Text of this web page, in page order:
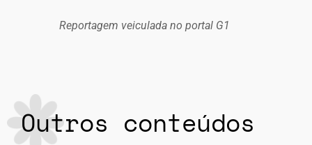
Reportagem veiculada no portal G1
Outros conteúdos